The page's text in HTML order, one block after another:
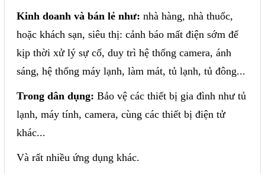
Kinh doanh và bán lẻ như: nhà hàng, nhà thuốc,
hoặc khách sạn, siêu thị: cảnh báo mất điện sớm để
kịp thời xử lý sự cố, duy trì hệ thống camera, ánh
sáng, hệ thống máy lạnh, làm mát, tủ lạnh, tủ đông...
Trong dân dụng: Bảo vệ các thiết bị gia đình như tủ
lạnh, máy tính, camera, cùng các thiết bị điện tử
khác...
Và rất nhiều ứng dụng khác.